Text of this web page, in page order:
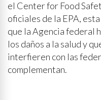
el Center for Food
oficiales de la EPA,
que la Agencia federal
los daños a la salud y
interfieren con las
complementan.